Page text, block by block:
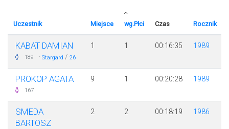
Uczestnik Miejsce wg.Płci Czas Rocznik
KABAT DAMIAN
189 · Stargard / 26
1 1 00:16:35 1989
PROKOP AGATA
167
9 1 00:20:28 1989
SMEDA
BARTOSZ
2 2 00:18:19 1986